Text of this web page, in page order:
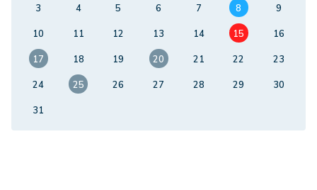
3
4 5 6 7 8
9
10
11 12 13 14 15
16
17
18 19 20 21 22
23
24
25 26 27 28 29
30
31